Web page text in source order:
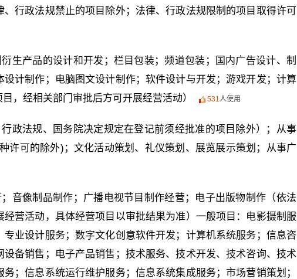
行政法规禁止的项目除外；法律、行政法规限制的项目取得许可
生产品的设计和开发；栏目包装；频道包装；国内广告设计、制
计制作；电脑图文设计制作；软件设计与开发；游戏开发；计算
，经相关部门审批后方可开展经营活动）
531人使用
政法规、国务院决定规定在登记前须经批准的项目除外）；从事
许可的除外)；文化活动策划、礼仪策划、展览展示策划；从事广
音像制品制作；广播电视节目制作经营；电子出版物制作（依法
营活动，具体经营项目以审批结果为准）一般项目：电影摄制服
业设计服务；数字文化创意软件开发；计算机系统服务；信息咨
备销售；电子产品销售；技术服务、技术开发、技术咨询、技术
；信息系统运行维护服务；信息系统集成服务；市场营销策划；